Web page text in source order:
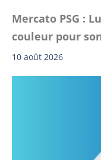
Mercato PSG :
couleur pour
10 août 2026